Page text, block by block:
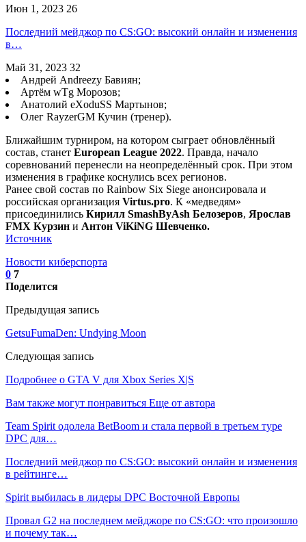
Июн 1, 2023 26
Последний мейджор по CS:GO: высокий онлайн и изменения
в…
Май 31, 2023 32
Андрей Andreezy Бавиян;
Артём wTg Морозов;
Анатолий eXoduSS Мартынов;
Олег RayzerGM Кучин (тренер).
Ближайшим турниром, на котором сыграет обновлённый
состав, станет European League 2022. Правда, начало
соревнований перенесли на неопределённый срок. При этом
изменения в графике коснулись всех регионов.
Ранее свой состав по Rainbow Six Siege анонсировала и
российская организация Virtus.pro. К «медведям»
присоединились Кирилл SmashByAsh Белозеров, Ярослав
FMX Курзин и Антон ViKiNG Шевченко.
Источник
Новости киберспорта
0 7
Поделится
Предыдущая запись
GetsuFumaDen: Undying Moon
Следующая запись
Подробнее о GTA V для Xbox Series X|S
Вам также могут понравиться Еще от автора
Team Spirit одолела BetBoom и стала первой в третьем туре
DPC для…
Последний мейджор по CS:GO: высокий онлайн и изменения
в рейтинге…
Spirit выбилась в лидеры DPC Восточной Европы
Провал G2 на последнем мейджоре по CS:GO: что произошло
и почему так…